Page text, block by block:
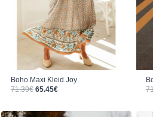
Boho Maxi Kleid Joy
71.39€ Ursprünglicher Preis war: 71.39€
65.45€Aktueller Preis ist: 65.45€.